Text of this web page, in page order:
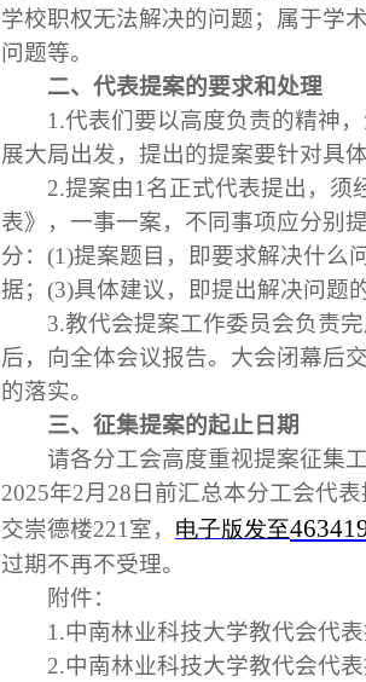
学校职权无法解决的问题；属于学
问题等。
二、代表提案的要求和处理
1.代表们要以高度负责的精神
展大局出发，提出的提案要针对具
2.提案由1 名正式代表提出，须
表》，一事一案，不同事项应分别
分： (1)提案题目，即要求解决什么
据； (3)具体建议，即提出解决问题
3.教代会提案工作委员会负责
后，向全体会议报告。大会闭幕后
的落实。
三、征集提案的起止日期
请各分工会高度重视提案征集
2025年2月 28 日前汇总本分工会代
交崇德楼221 室， 电子版发至
过期不再不受理。
附件：
1.中南林业科技大学教代会代
2.中南林业科技大学教代会代